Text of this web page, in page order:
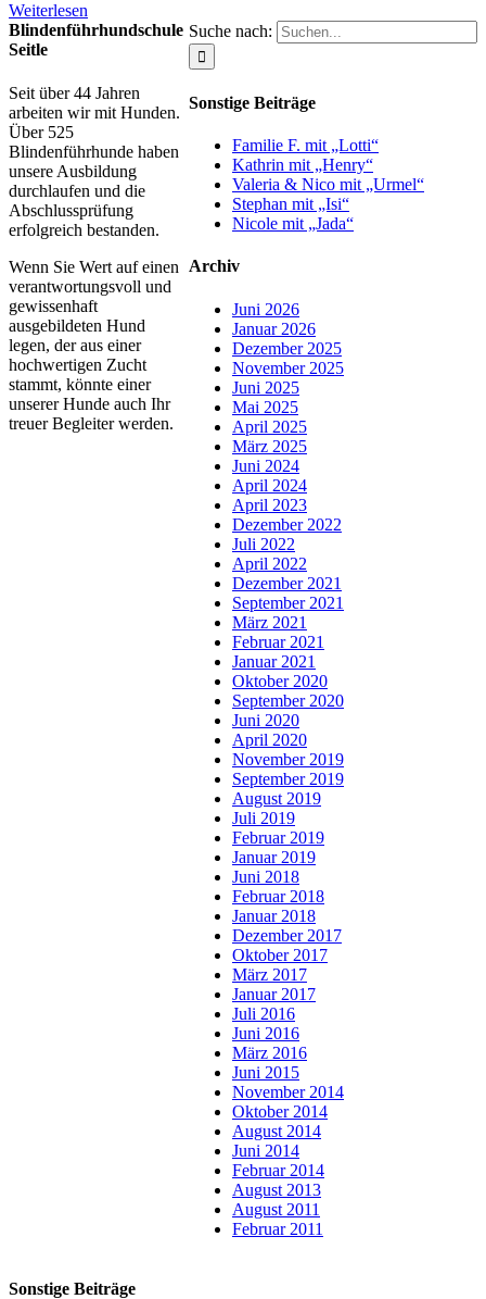
Weiterlesen
Suche nach:
Sonstige Beiträge
Familie F. mit „Lotti“
Kathrin mit „Henry“
Valeria & Nico mit „Urmel“
Stephan mit „Isi“
Nicole mit „Jada“
Archiv
Juni 2026
Januar 2026
Dezember 2025
November 2025
Juni 2025
Mai 2025
April 2025
März 2025
Juni 2024
April 2024
April 2023
Dezember 2022
Juli 2022
April 2022
Dezember 2021
September 2021
März 2021
Februar 2021
Januar 2021
Oktober 2020
September 2020
Juni 2020
April 2020
November 2019
September 2019
August 2019
Juli 2019
Februar 2019
Januar 2019
Juni 2018
Februar 2018
Januar 2018
Dezember 2017
Oktober 2017
März 2017
Januar 2017
Juli 2016
Juni 2016
März 2016
Juni 2015
November 2014
Oktober 2014
August 2014
Juni 2014
Februar 2014
August 2013
August 2011
Februar 2011
Blindenführhundschule
Seitle
Seit über 44 Jahren
arbeiten wir mit Hunden.
Über 525
Blindenführhunde haben
unsere Ausbildung
durchlaufen und die
Abschlussprüfung
erfolgreich bestanden.
Wenn Sie Wert auf einen
verantwortungsvoll und
gewissenhaft
ausgebildeten Hund
legen, der aus einer
hochwertigen Zucht
stammt, könnte einer
unserer Hunde auch Ihr
treuer Begleiter werden.
Sonstige Beiträge